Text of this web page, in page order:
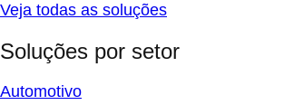
Veja todas as soluções
Soluções por setor
Automotivo